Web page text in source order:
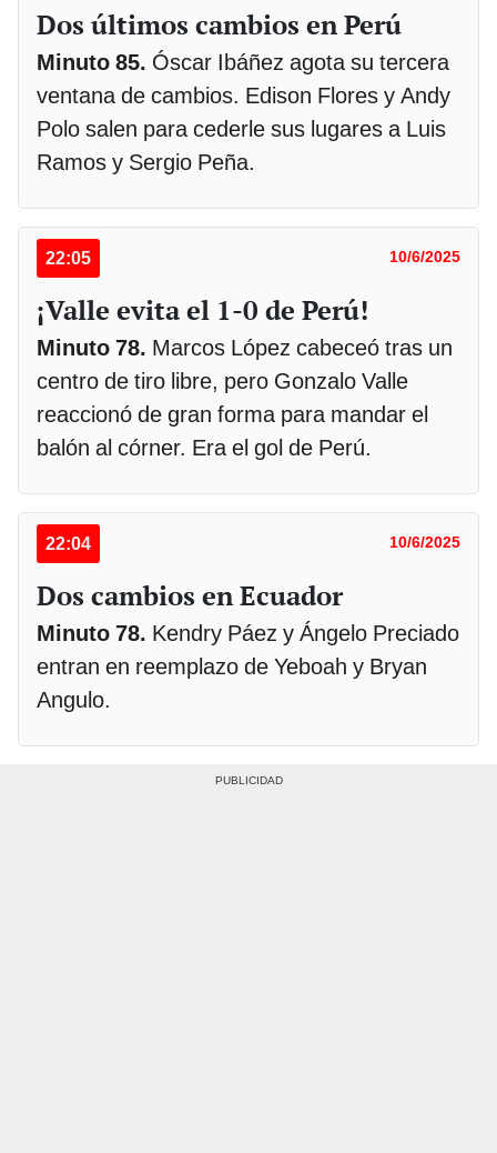
Dos últimos cambios en Perú
Minuto 85. Óscar Ibáñez agota su tercera
ventana de cambios. Edison Flores y Andy
Polo salen para cederle sus lugares a Luis
Ramos y Sergio Peña.
22:05 10/6/2025
¡Valle evita el 1-0 de Perú!
Minuto 78. Marcos López cabeceó tras un
centro de tiro libre, pero Gonzalo Valle
reaccionó de gran forma para mandar el
balón al córner. Era el gol de Perú.
22:04 10/6/2025
Dos cambios en Ecuador
Minuto 78. Kendry Páez y Ángelo Preciado
entran en reemplazo de Yeboah y Bryan
Angulo.